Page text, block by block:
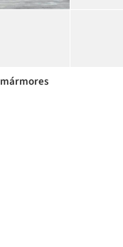
mármores